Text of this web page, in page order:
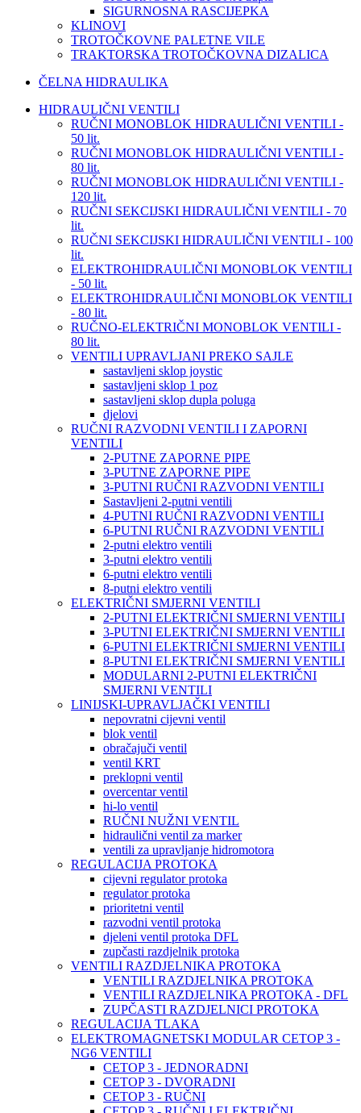
SIGURNOSNA RASCIJEPKA
KLINOVI
TROTOČKOVNE PALETNE VILE
TRAKTORSKA TROTOČKOVNA DIZALICA
ČELNA HIDRAULIKA
HIDRAULIČNI VENTILI
RUČNI MONOBLOK HIDRAULIČNI VENTILI -
50 lit.
RUČNI MONOBLOK HIDRAULIČNI VENTILI -
80 lit.
RUČNI MONOBLOK HIDRAULIČNI VENTILI -
120 lit.
RUČNI SEKCIJSKI HIDRAULIČNI VENTILI - 70
lit.
RUČNI SEKCIJSKI HIDRAULIČNI VENTILI - 100
lit.
ELEKTROHIDRAULIČNI MONOBLOK VENTILI
- 50 lit.
ELEKTROHIDRAULIČNI MONOBLOK VENTILI
- 80 lit.
RUČNO-ELEKTRIČNI MONOBLOK VENTILI -
80 lit.
VENTILI UPRAVLJANI PREKO SAJLE
sastavljeni sklop joystic
sastavljeni sklop 1 poz
sastavljeni sklop dupla poluga
djelovi
RUČNI RAZVODNI VENTILI I ZAPORNI
VENTILI
2-PUTNE ZAPORNE PIPE
3-PUTNE ZAPORNE PIPE
3-PUTNI RUČNI RAZVODNI VENTILI
Sastavljeni 2-putni ventili
4-PUTNI RUČNI RAZVODNI VENTILI
6-PUTNI RUČNI RAZVODNI VENTILI
2-putni elektro ventili
3-putni elektro ventili
6-putni elektro ventili
8-putni elektro ventili
ELEKTRIČNI SMJERNI VENTILI
2-PUTNI ELEKTRIČNI SMJERNI VENTILI
3-PUTNI ELEKTRIČNI SMJERNI VENTILI
6-PUTNI ELEKTRIČNI SMJERNI VENTILI
8-PUTNI ELEKTRIČNI SMJERNI VENTILI
MODULARNI 2-PUTNI ELEKTRIČNI
SMJERNI VENTILI
LINIJSKI-UPRAVLJAČKI VENTILI
nepovratni cijevni ventil
blok ventil
obračajuči ventil
ventil KRT
preklopni ventil
overcentar ventil
hi-lo ventil
RUČNI NUŽNI VENTIL
hidraulični ventil za marker
ventili za upravljanje hidromotora
REGULACIJA PROTOKA
cijevni regulator protoka
regulator protoka
prioritetni ventil
razvodni ventil protoka
djeleni ventil protoka DFL
zupčasti razdjelnik protoka
VENTILI RAZDJELNIKA PROTOKA
VENTILI RAZDJELNIKA PROTOKA
VENTILI RAZDJELNIKA PROTOKA - DFL
ZUPČASTI RAZDJELNICI PROTOKA
REGULACIJA TLAKA
ELEKTROMAGNETSKI MODULAR CETOP 3 -
NG6 VENTILI
CETOP 3 - JEDNORADNI
CETOP 3 - DVORADNI
CETOP 3 - RUČNI